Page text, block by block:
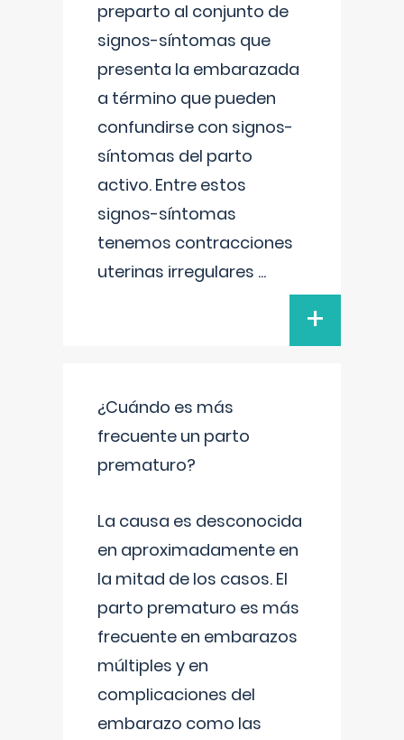
preparto al conjunto de
signos-síntomas que
presenta la embarazada
a término que pueden
confundirse con signos-
síntomas del parto
activo. Entre estos
signos-síntomas
tenemos contracciones
uterinas irregulares ...
+
¿Cuándo es más
frecuente un parto
prematuro?
La causa es desconocida
en aproximadamente en
la mitad de los casos. El
parto prematuro es más
frecuente en embarazos
múltiples y en
complicaciones del
embarazo como las